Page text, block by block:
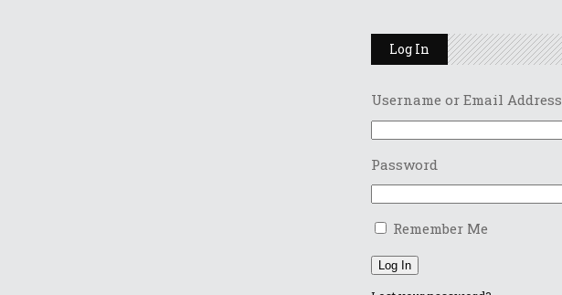
Log In
Username or Email Address
Password
Remember Me
Log In